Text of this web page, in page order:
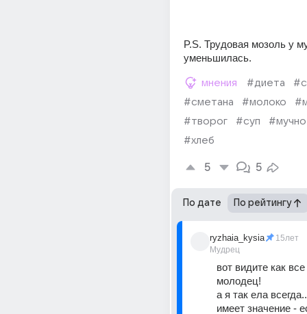
P.S. Трудовая мозоль у
уменьшилась.
мнения #диета
#сметана
#молоко
#творог
#суп
#хлеб
5 5
По дате По рейтингу
ryzhaia_kysia
Мудрец
15лет
вот видите как
молодец!
а я так ела
имеет значение -